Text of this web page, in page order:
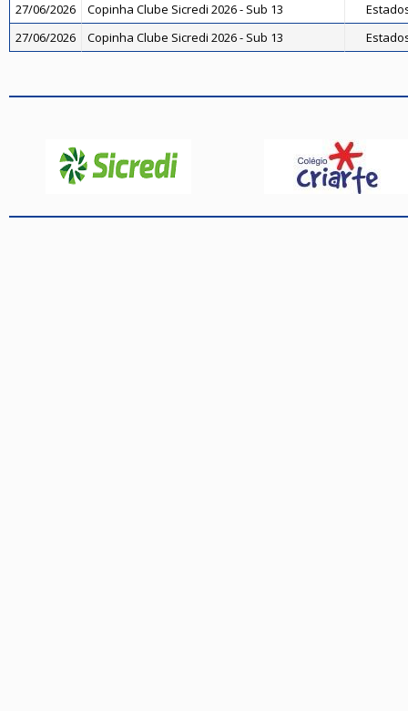
27/06/2026
Copinha Clube Sicredi 2026 - Sub 13
27/06/2026
Copinha Clube Sicredi 2026 - Sub 13